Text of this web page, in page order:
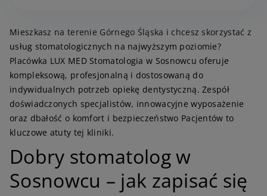
Mieszkasz na terenie Górnego Śląska i chcesz skorzystać z
usług stomatologicznych na najwyższym poziomie?
Placówka LUX MED Stomatologia w Sosnowcu oferuje
kompleksową, profesjonalną i dostosowaną do
indywidualnych potrzeb opiekę dentystyczną. Zespół
doświadczonych specjalistów, innowacyjne wyposażenie
oraz dbałość o komfort i bezpieczeństwo Pacjentów to
kluczowe atuty tej kliniki.
Dobry stomatolog w
Sosnowcu – jak zapisać się